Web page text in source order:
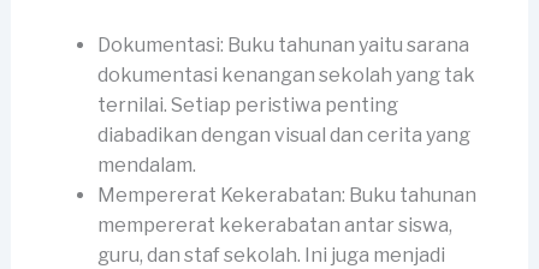
Dokumentasi: Buku tahunan yaitu sarana
dokumentasi kenangan sekolah yang tak
ternilai. Setiap peristiwa penting
diabadikan dengan visual dan cerita yang
mendalam.
Mempererat Kekerabatan: Buku tahunan
mempererat kekerabatan antar siswa,
guru, dan staf sekolah. Ini juga menjadi